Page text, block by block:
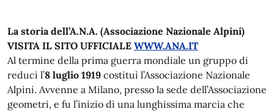
La storia dell’A.N.A. (Associazione Nazionale Alpini)
VISITA IL SITO UFFICIALE WWW.ANA.IT
Al termine della prima guerra mondiale un gruppo di
reduci l’8 luglio 1919 costituì l’Associazione Nazionale
Alpini. Avvenne a Milano, presso la sede dell’Associazione
geometri, e fu l’inizio di una lunghissima marcia che